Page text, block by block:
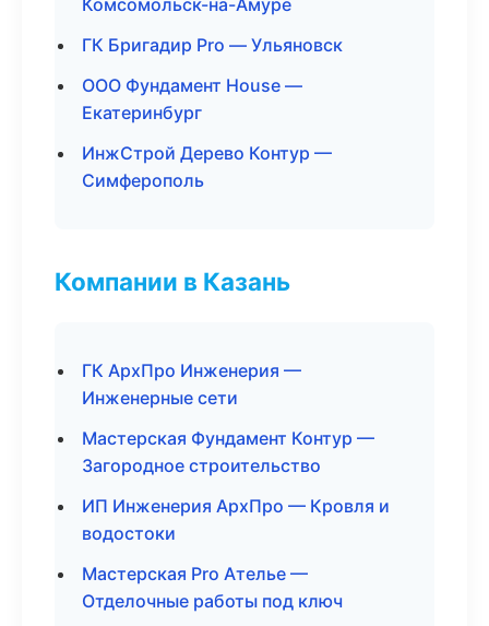
Комсомольск-на-Амуре
ГК Бригадир Pro — Ульяновск
ООО Фундамент House —
Екатеринбург
ИнжСтрой Дерево Контур —
Симферополь
Компании в Казань
ГК АрхПро Инженерия —
Инженерные сети
Мастерская Фундамент Контур —
Загородное строительство
ИП Инженерия АрхПро — Кровля и
водостоки
Мастерская Pro Ателье —
Отделочные работы под ключ